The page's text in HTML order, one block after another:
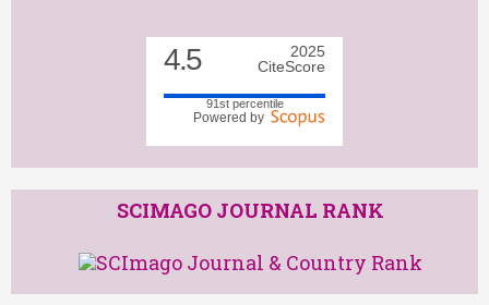
4.5
2025
CiteScore
91st percentile
Powered by
SCIMAGO JOURNAL RANK